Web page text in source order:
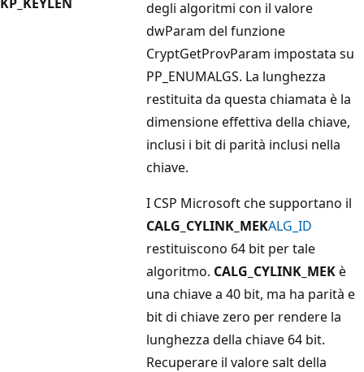
degli algoritmi con il valore
dwParam del funzione
CryptGetProvParam impostata su
PP_ENUMALGS. La lunghezza
restituita da questa chiamata è la
dimensione effettiva della chiave,
inclusi i bit di parità inclusi nella
chiave.
I CSP Microsoft che supportano il
CALG_CYLINK_MEKALG_ID
restituiscono 64 bit per tale
algoritmo. CALG_CYLINK_MEKè
una chiave a 40 bit, ma ha parità e
bit di chiave zero per rendere la
lunghezza della chiave 64 bit.
Recuperare il valore saltdella